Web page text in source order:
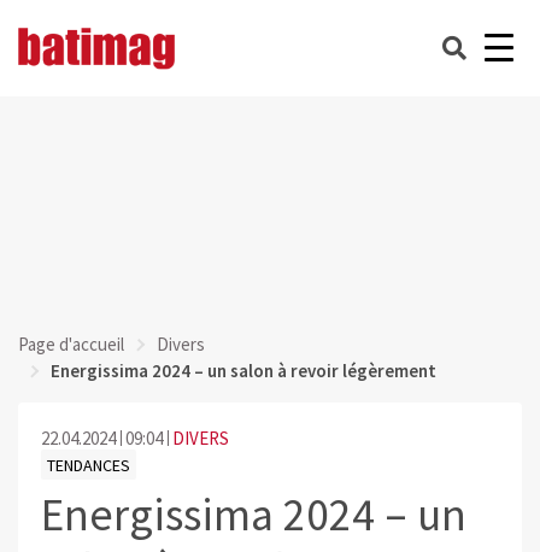
Page d'accueil
Divers
Energissima 2024 – un salon à revoir légèrement
22.04.2024 09:04 DIVERS
TENDANCES
Energissima 2024 – un